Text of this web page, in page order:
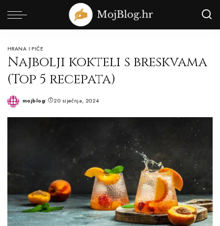
HRANA I PIĆE
Najbolji kokteli s breskvama
(Top 5 recepata)
Posted
mojblog 20 siječnja, 2024